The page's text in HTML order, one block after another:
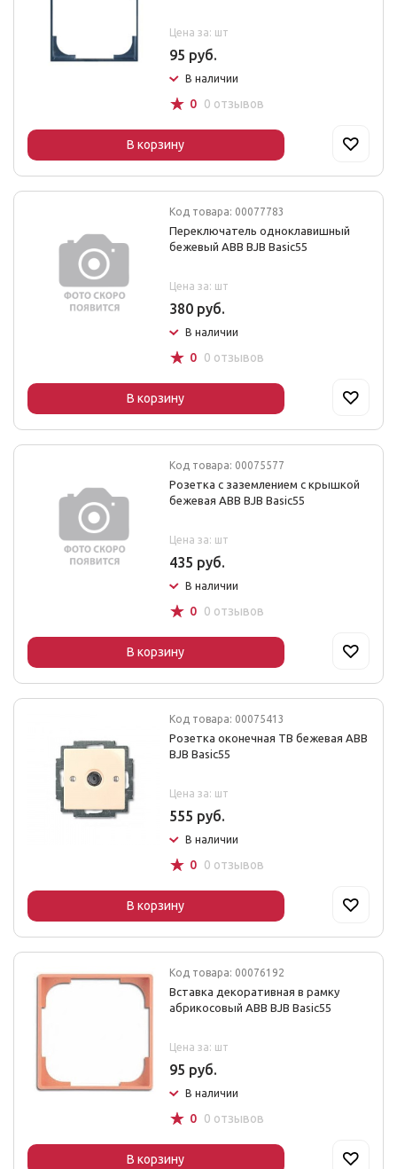
Цена за: шт
95 руб.
В наличии
☆ 0 0 отзывов
В корзину
Код товара: 00077783
Переключатель одноклавишный
бежевый ABB BJB Basic55
Цена за: шт
380 руб.
В наличии
☆ 0 0 отзывов
В корзину
Код товара: 00075577
Розетка с заземлением с крышкой
бежевая ABB BJB Basic55
Цена за: шт
435 руб.
В наличии
☆ 0 0 отзывов
В корзину
Код товара: 00075413
Розетка оконечная ТВ бежевая ABB
BJB Basic55
Цена за: шт
555 руб.
В наличии
☆ 0 0 отзывов
В корзину
Код товара: 00076192
Вставка декоративная в рамку
абрикосовый ABB BJB Basic55
Цена за: шт
95 руб.
В наличии
☆ 0 0 отзывов
В корзину